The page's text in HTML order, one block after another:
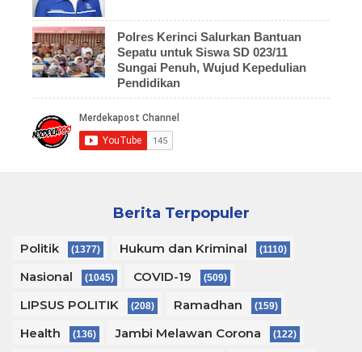
Polres Kerinci Salurkan Bantuan
Sepatu untuk Siswa SD 023/11
Sungai Penuh, Wujud Kepedulian
Pendidikan
Berita Terpopuler
Politik (1377) Hukum dan Kriminal (1110)
Nasional (1045) COVID-19 (509)
LIPSUS POLITIK (208) Ramadhan (159)
Health (136) Jambi Melawan Corona (122)